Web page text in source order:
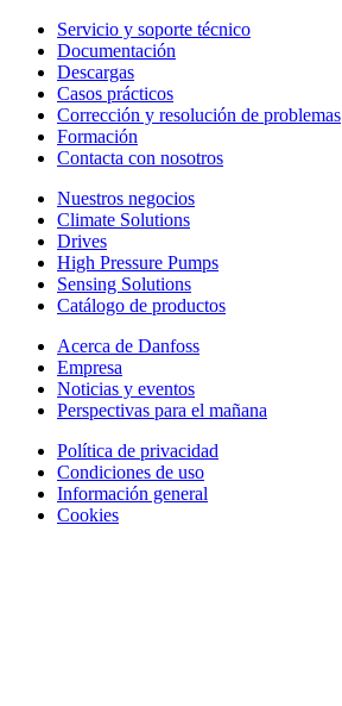
Servicio y soporte técnico
Documentación
Descargas
Casos prácticos
Corrección y resolución de problemas
Formación
Contacta con nosotros
Nuestros negocios
Climate Solutions
Drives
High Pressure Pumps
Sensing Solutions
Catálogo de productos
Acerca de Danfoss
Empresa
Noticias y eventos
Perspectivas para el mañana
Política de privacidad
Condiciones de uso
Información general
Cookies